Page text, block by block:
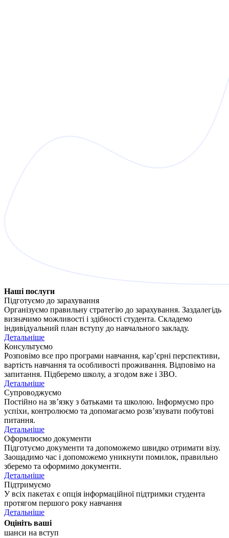
Наші послуги
Підготуємо до зарахування
Організуємо правильну стратегію до зарахування. Заздалегідь
визначимо можливості і здібності студента. Складемо
індивідуальний план вступу до навчального закладу.
Детальніше
Консультуємо
Розповімо все про програми навчання, кар’єрні перспективи,
вартість навчання та особливості проживання. Відповімо на
запитання. Підберемо школу, а згодом вже і ЗВО.
Детальніше
Супроводжуємо
Постійно на зв’язку з батьками та школою. Інформуємо про
успіхи, контролюємо та допомагаємо розв’язувати побутові
питання.
Детальніше
Оформлюємо документи
Підготуємо документи та допоможемо швидко отримати візу.
Заощадимо час і допоможемо уникнути помилок, правильно
зберемо та оформимо документи.
Детальніше
Підтримуємо
У всіх пакетах є опція інформаційної підтримки студента
протягом першого року навчання
Детальніше
Оцініть ваші
шанси на вступ